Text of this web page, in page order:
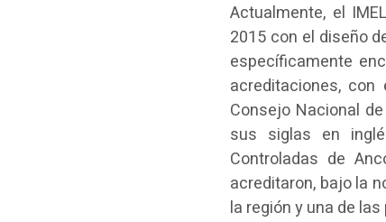
Actualmente, el
2015 con el diseño
específicamente
acreditaciones,
Consejo Nacional
sus siglas en
Controladas de
acreditaron, bajo la
la región y una de